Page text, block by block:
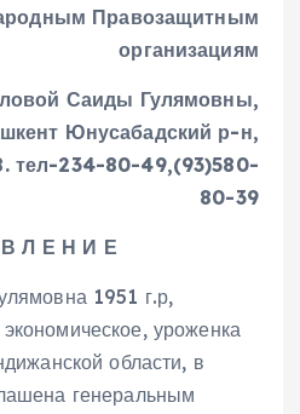
Правозащитным
организациям
Саиды Гулямовны,
Юнусабадский р-н,
тел-234-80-49,(93)580-
80-39
Л Е Н И Е
1951 г.р,
уроженка
области, в
генеральным